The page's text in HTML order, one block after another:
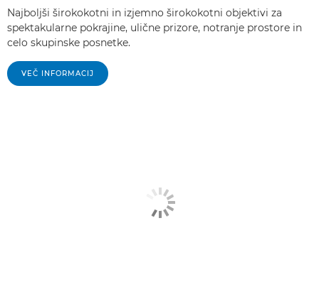
Najboljši širokokotni in izjemno širokokotni objektivi za
spektakularne pokrajine, ulične prizore, notranje prostore in
celo skupinske posnetke.
VEČ INFORMACIJ